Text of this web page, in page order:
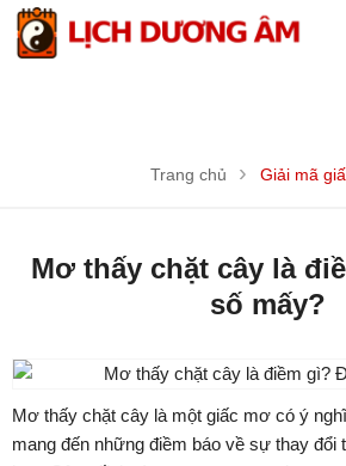
Trang chủ Giải mã
Mơ thấy chặt cây là
số mấy?
Mơ thấy chặt cây là một giấc mơ có ý
mang đến những điềm báo về sự thay đổi